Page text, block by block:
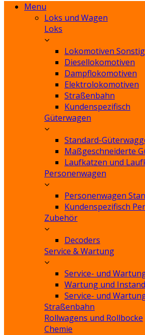
Menu
Loks und Wagen
Loks
Lokomotiven
Diesellokomotiven
Dampflokomotiven
Elektrolokomotiven
Straßenbahn
Kundenspezifisch
Güterwagen
Standard-
Maßgeschneiderte
Laufkatzen und
Personenwagen
Personenwagen
Kundenspezifisch
Zubehör
Decoders
Service & Wartung
Service- und
Wartung und
Service- und
Straßenbahn
Rollwagens und Rollbocke
Chemie